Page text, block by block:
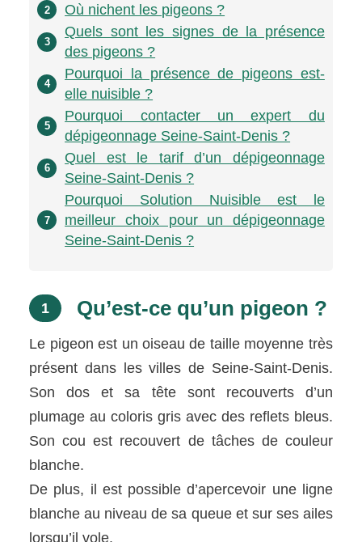
2 Où nichent les pigeons ?
3
Quels sont les signes de la présence
des pigeons ?
4
Pourquoi la présence de pigeons est-
elle nuisible ?
5
Pourquoi contacter un expert du
dépigeonnage Seine-Saint-Denis ?
6
Quel est le tarif d’un dépigeonnage
Seine-Saint-Denis ?
7
Pourquoi Solution Nuisible est le
meilleur choix pour un dépigeonnage
Seine-Saint-Denis ?
1 Qu’est-ce qu’un pigeon ?
Le pigeon est un oiseau de taille moyenne très
présent dans les villes de Seine-Saint-Denis.
Son dos et sa tête sont recouverts d’un
plumage au coloris gris avec des reflets bleus.
Son cou est recouvert de tâches de couleur
blanche.
De plus, il est possible d’apercevoir une ligne
blanche au niveau de sa queue et sur ses ailes
lorsqu’il vole.